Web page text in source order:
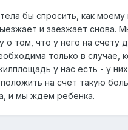
бы спросить, как
и заезжает снова.
о том, что у него на счету
только в
у нас есть - у
на счет такую
и мы ждем ребенка.